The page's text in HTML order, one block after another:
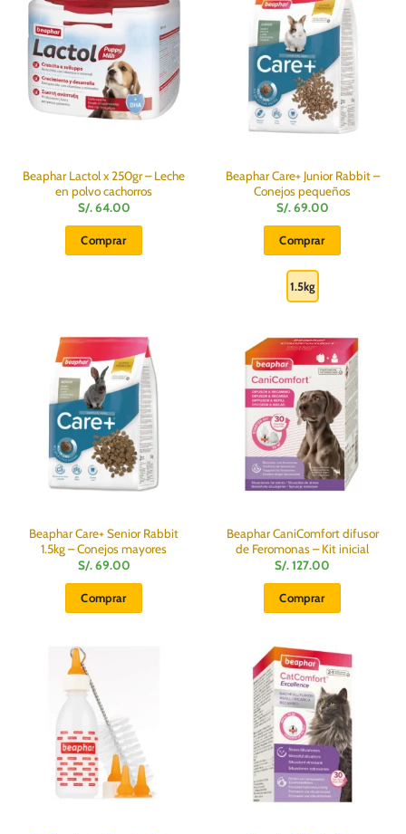
Beaphar Lactol x 250gr – Leche
en polvo cachorros
S/.64.00
Comprar
Beaphar Care+ Junior Rabbit –
Conejos pequeños
S/.69.00
Comprar
producto
tiene
variantes.
Las
opciones
se
pueden
elegir
en
la
página
producto
1.5kg
Beaphar Care+ Senior Rabbit
1.5kg – Conejos mayores
S/.69.00
Comprar
Beaphar CaniComfort difusor
de Feromonas – Kit inicial
S/.127.00
Comprar